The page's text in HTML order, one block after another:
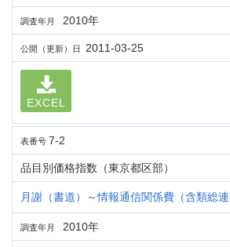
調査年月 2010年
公開（更新）日 2011-03-25
EXCEL
表番号 7-2
品目別価格指数（東京都区部）
月謝（書道）～情報通信関係費（含類総連
調査年月 2010年